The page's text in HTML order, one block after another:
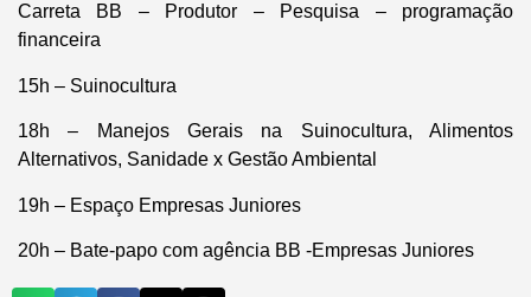
Carreta BB – Produtor – Pesquisa – programação
financeira
15h – Suinocultura
18h – Manejos Gerais na Suinocultura, Alimentos
Alternativos, Sanidade x Gestão Ambiental
19h – Espaço Empresas Juniores
20h – Bate-papo com agência BB -Empresas Juniores